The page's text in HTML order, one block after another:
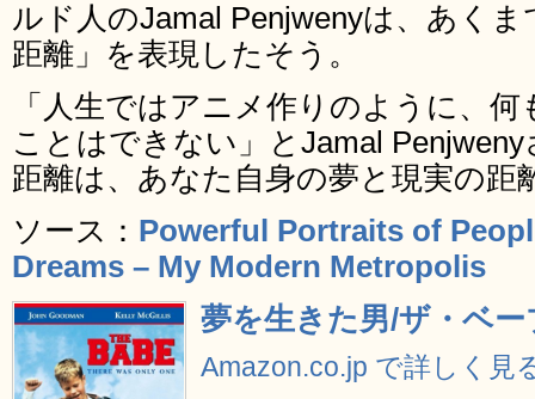
ルド人のJamal Penjwenyは、あく
距離」を表現したそう。
「人生ではアニメ作りのように、
ことはできない」とJamal
距離は、あなた自身の夢と現実の距
ソース： Powerful Portraits of
Dreams – My Modern Metropolis
夢を生きた男/ザ・ベ
Amazon.co.jp で詳しく見